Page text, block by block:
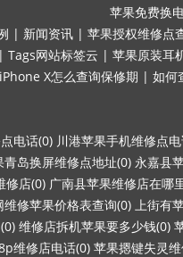
苹果免费换
| 新闻资讯 | 苹果授权维修点
| Tags网站标签云 | 苹果原装耳
iPhone X怎么查询保修期 | 如何
电话(0) 川港苹果手机维修点
青岛换屏维修点地址(0) 永嘉县
修店(0) 广南县苹果维修店在哪
维修苹果价格表查询(0) 上街有
维修店拆机苹果要多少钱(0)
维修店电话(0) 苹果摁键失灵